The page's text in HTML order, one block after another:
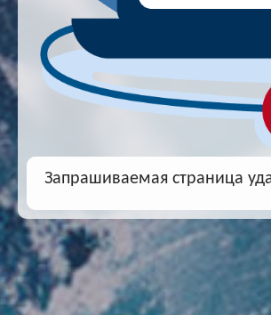
Запрашиваемая страница